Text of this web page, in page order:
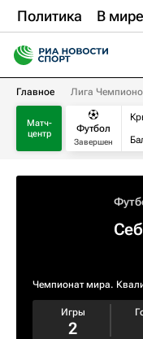
Политика В мире
Главное Лига
Матч-
центр
Футбол
Завершен
Чемпионат мира.
Игры
2